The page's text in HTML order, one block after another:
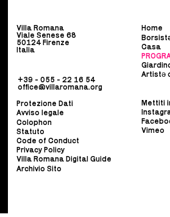
Villa Romana
Viale Senese 68
50124 Firenze
Italia
+39 - 055 - 22 16 54
office@villaromana.org
Home
Borsist
Casa
Artistə
Protezione Dati
Avviso legale
Colophon
Statuto
Code of Conduct
Privacy Policy
Villa Romana Digital Guide
Archivio Sito
Mettiti
Vimeo